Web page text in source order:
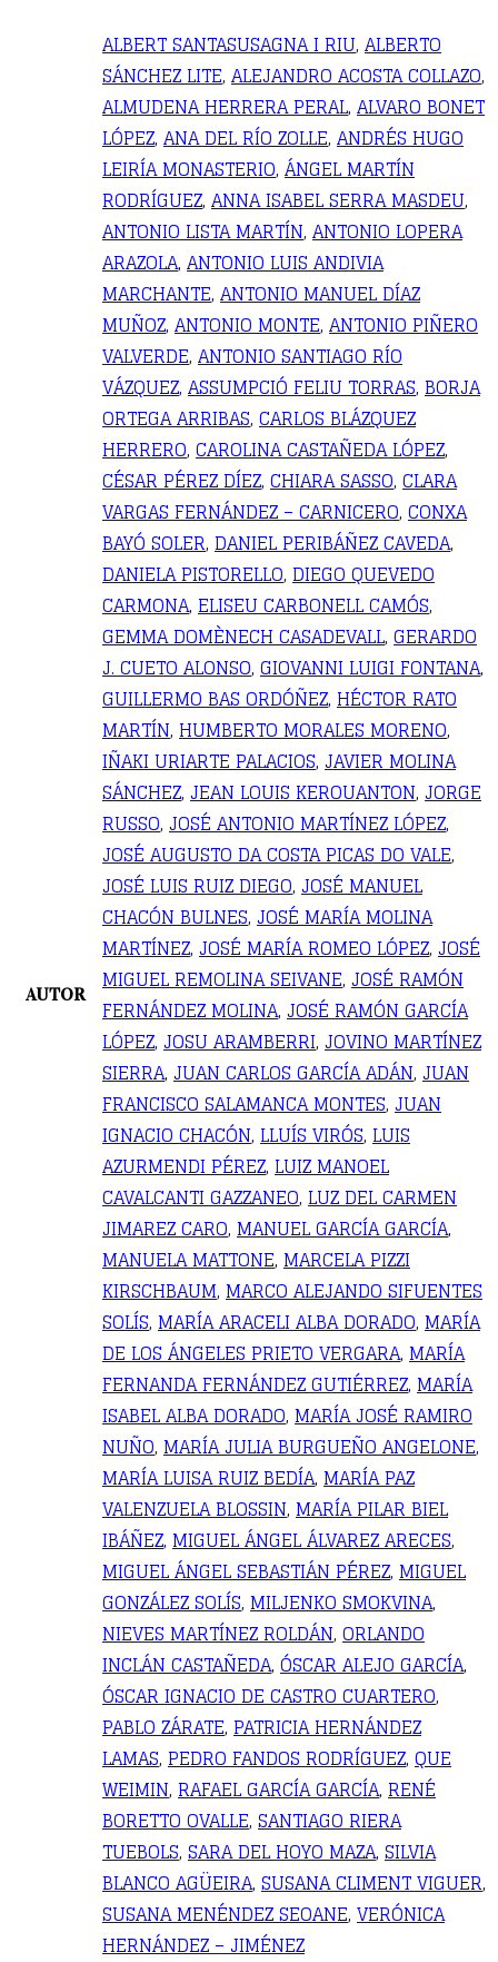
AUTOR
ALBERT SANTASUSAGNA I RIU, ALBERTO
SÁNCHEZ LITE, ALEJANDRO ACOSTA COLLAZO,
ALMUDENA HERRERA PERAL, ALVARO BONET
LÓPEZ, ANA DEL RÍO ZOLLE, ANDRÉS HUGO
LEIRÍA MONASTERIO, ÁNGEL MARTÍN
RODRÍGUEZ, ANNA ISABEL SERRA MASDEU,
ANTONIO LISTA MARTÍN, ANTONIO LOPERA
ARAZOLA, ANTONIO LUIS ANDIVIA
MARCHANTE, ANTONIO MANUEL DÍAZ
MUÑOZ, ANTONIO MONTE, ANTONIO PIÑERO
VALVERDE, ANTONIO SANTIAGO RÍO
VÁZQUEZ, ASSUMPCIÓ FELIU TORRAS, BORJA
ORTEGA ARRIBAS, CARLOS BLÁZQUEZ
HERRERO, CAROLINA CASTAÑEDA LÓPEZ,
CÉSAR PÉREZ DÍEZ, CHIARA SASSO, CLARA
VARGAS FERNÁNDEZ – CARNICERO, CONXA
BAYÓ SOLER, DANIEL PERIBÁÑEZ CAVEDA,
DANIELA PISTORELLO, DIEGO QUEVEDO
CARMONA, ELISEU CARBONELL CAMÓS,
GEMMA DOMÈNECH CASADEVALL, GERARDO
J. CUETO ALONSO, GIOVANNI LUIGI FONTANA,
GUILLERMO BAS ORDÓÑEZ, HÉCTOR RATO
MARTÍN, HUMBERTO MORALES MORENO,
IÑAKI URIARTE PALACIOS, JAVIER MOLINA
SÁNCHEZ, JEAN LOUIS KEROUANTON, JORGE
RUSSO, JOSÉ ANTONIO MARTÍNEZ LÓPEZ,
JOSÉ AUGUSTO DA COSTA PICAS DO VALE,
JOSÉ LUIS RUIZ DIEGO, JOSÉ MANUEL
CHACÓN BULNES, JOSÉ MARÍA MOLINA
MARTÍNEZ, JOSÉ MARÍA ROMEO LÓPEZ, JOSÉ
MIGUEL REMOLINA SEIVANE, JOSÉ RAMÓN
FERNÁNDEZ MOLINA, JOSÉ RAMÓN GARCÍA
LÓPEZ, JOSU ARAMBERRI, JOVINO MARTÍNEZ
SIERRA, JUAN CARLOS GARCÍA ADÁN, JUAN
FRANCISCO SALAMANCA MONTES, JUAN
IGNACIO CHACÓN, LLUÍS VIRÓS, LUIS
AZURMENDI PÉREZ, LUIZ MANOEL
CAVALCANTI GAZZANEO, LUZ DEL CARMEN
JIMAREZ CARO, MANUEL GARCÍA GARCÍA,
MANUELA MATTONE, MARCELA PIZZI
KIRSCHBAUM, MARCO ALEJANDO SIFUENTES
SOLÍS, MARÍA ARACELI ALBA DORADO, MARÍA
DE LOS ÁNGELES PRIETO VERGARA, MARÍA
FERNANDA FERNÁNDEZ GUTIÉRREZ, MARÍA
ISABEL ALBA DORADO, MARÍA JOSÉ RAMIRO
NUÑO, MARÍA JULIA BURGUEÑO ANGELONE,
MARÍA LUISA RUIZ BEDÍA, MARÍA PAZ
VALENZUELA BLOSSIN, MARÍA PILAR BIEL
IBÁÑEZ, MIGUEL ÁNGEL ÁLVAREZ ARECES,
MIGUEL ÁNGEL SEBASTIÁN PÉREZ, MIGUEL
GONZÁLEZ SOLÍS, MILJENKO SMOKVINA,
NIEVES MARTÍNEZ ROLDÁN, ORLANDO
INCLÁN CASTAÑEDA, ÓSCAR ALEJO GARCÍA,
ÓSCAR IGNACIO DE CASTRO CUARTERO,
PABLO ZÁRATE, PATRICIA HERNÁNDEZ
LAMAS, PEDRO FANDOS RODRÍGUEZ, QUE
WEIMIN, RAFAEL GARCÍA GARCÍA, RENÉ
BORETTO OVALLE, SANTIAGO RIERA
TUEBOLS, SARA DEL HOYO MAZA, SILVIA
BLANCO AGÜEIRA, SUSANA CLIMENT VIGUER,
SUSANA MENÉNDEZ SEOANE, VERÓNICA
HERNÁNDEZ – JIMÉNEZ